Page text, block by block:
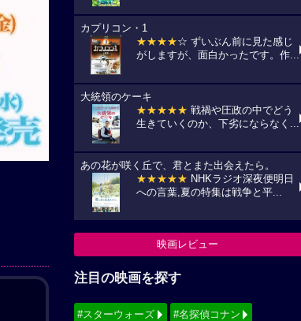
カプリコン・1
★★★★☆ ずいぶん前に見た感じ
がしますが、面白かったです。作...
大統領のケーキ
★★★★★ 戦禍や圧政の中でどう
生きていくのか、下劣にならなく...
あの花が咲く丘で、君とまた出会えたら。
★★★★★ NHKラジオ深夜便明日
への言葉,夏の特集は戦争と平...
映画レビュー
注目の映画を探す
#スターウォーズ #名探偵コナン